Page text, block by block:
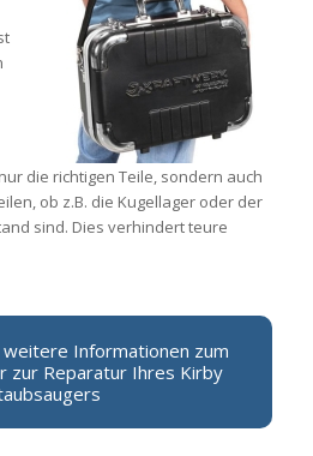
die richtigen Teile, sondern auch
ob z.B. die Kugellager oder der
sind. Dies verhindert teure
weitere Informationen zum
zur Reparatur Ihres Kirby